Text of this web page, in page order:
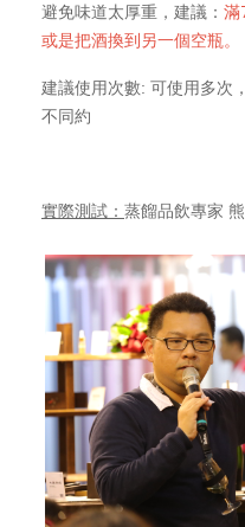
避免味道太厚重，建議： 滿
或是把酒換到另一個空瓶。
建議使用次數: 可使用多次
不同約
實際測試： 蒸餾品飲專家